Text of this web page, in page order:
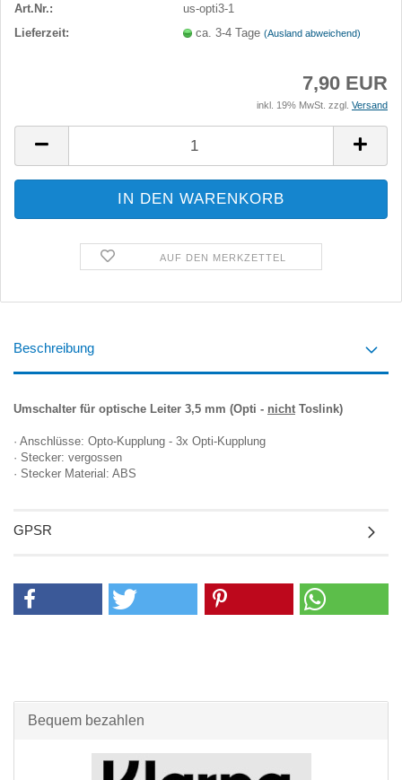
Art.Nr.:
us-opti3-1
Lieferzeit:
ca. 3-4 Tage(Ausland abweichend)
7,90 EUR
inkl. 19% MwSt. zzgl. Versand
AUF DEN MERKZETTEL
Beschreibung
Umschalter für optische Leiter 3,5 mm (Opti - nicht Toslink)
· Anschlüsse: Opto-Kupplung - 3x Opti-Kupplung
· Stecker: vergossen
· Stecker Material: ABS
GPSR
Bequem bezahlen